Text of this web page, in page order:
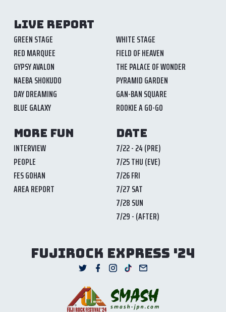
LIVE REPORT
GREEN STAGE
WHITE STAGE
RED MARQUEE
FIELD OF HEAVEN
GYPSY AVALON
THE PALACE OF WONDER
NAEBA SHOKUDO
PYRAMID GARDEN
DAY DREAMING
GAN-BAN SQUARE
BLUE GALAXY
ROOKIE A GO-GO
MORE FUN
INTERVIEW
PEOPLE
FES GOHAN
AREA REPORT
DATE
7/22 - 24 (PRE)
7/25 THU (EVE)
7/26 FRI
7/27 SAT
7/28 SUN
7/29 - (AFTER)
FUJIROCK EXPRESS '24